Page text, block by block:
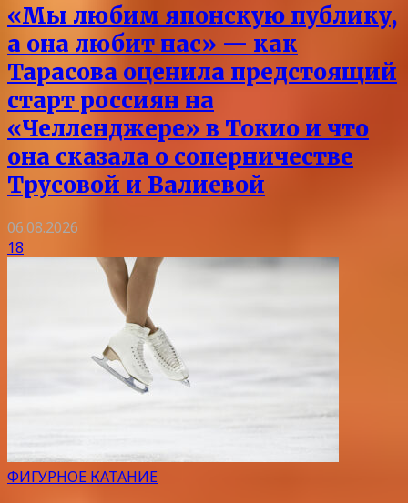
«Мы любим японскую публику,
а она любит нас» — как
Тарасова оценила предстоящий
старт россиян на
«Челленджере» в Токио и что
она сказала о соперничестве
Трусовой и Валиевой
06.08.2026
18
ФИГУРНОЕ КАТАНИЕ